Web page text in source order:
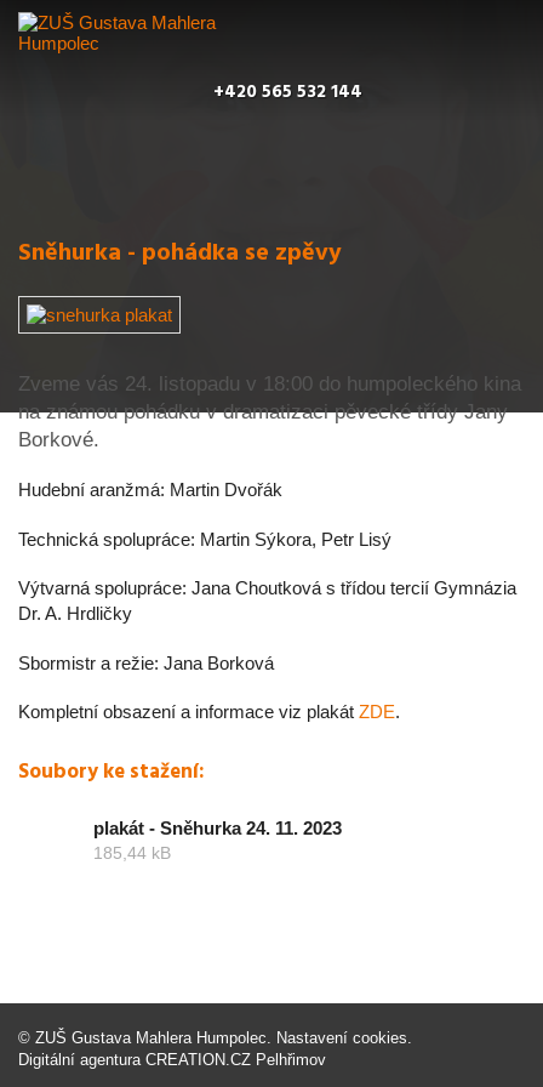
+420 565 532 144
Sněhurka - pohádka se zpěvy
Zveme vás 24. listopadu v 18:00 do humpoleckého kina
na známou pohádku v dramatizaci pěvecké třídy Jany
Borkové.
Hudební aranžmá: Martin Dvořák
Technická spolupráce: Martin Sýkora, Petr Lisý
Výtvarná spolupráce: Jana Choutková s třídou tercií Gymnázia
Dr. A. Hrdličky
Sbormistr a režie: Jana Borková
Kompletní obsazení a informace viz plakát ZDE.
Soubory ke stažení:
plakát - Sněhurka 24. 11. 2023
185,44 kB
© ZUŠ Gustava Mahlera Humpolec. Nastavení cookies.
Digitální agentura CREATION.CZ Pelhřimov